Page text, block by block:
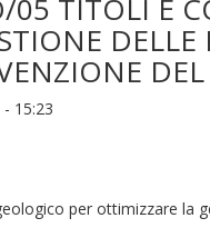
05 TITOLI E
15:23
per ottimizzare la